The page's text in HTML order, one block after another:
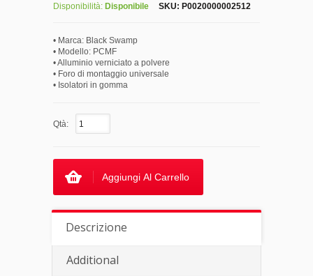
Disponibilità: Disponibile SKU: P0020000002512
• Marca: Black Swamp
• Modello: PCMF
• Alluminio verniciato a polvere
• Foro di montaggio universale
• Isolatori in gomma
Qtà:
Aggiungi Al Carrello
Descrizione
Additional